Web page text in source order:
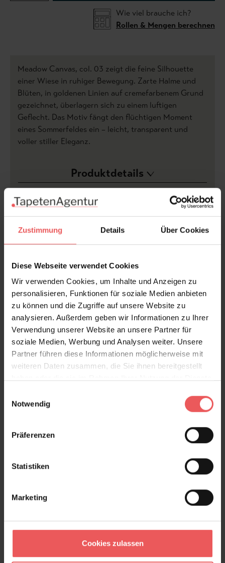
Zustimmung Details Über Cookies
Diese Webseite verwendet Cookies
Wir verwenden Cookies, um Inhalte und Anzeigen zu
personalisieren, Funktionen für soziale Medien anbieten
zu können und die Zugriffe auf unsere Website zu
analysieren. Außerdem geben wir Informationen zu Ihrer
Verwendung unserer Website an unsere Partner für
soziale Medien, Werbung und Analysen weiter. Unsere
Partner führen diese Informationen möglicherweise mit
weiteren Daten zusammen, die Sie ihnen bereitgestellt
Notwendig
Präferenzen
Statistiken
Marketing
Cookies zulassen
Wie viel brauche ich?
Rollen & Mengen berechnen
Meadow Canvas, col. 03 zeigt die feine Silhouette
einer Wiese in ruhiger Bewegung. Zarte Halme und
Blüten, in goldenen Linien auf cremefarbenem Grund
gezeichnet, überlagern sich zu einem luftigen
Geflecht. Das Motiv fängt den flüchtigen Moment
eines Sommerfeldes ein – leicht, transparent und
voller stiller Eleganz.
Produktdetails
Versand & Zahlung
Bewertungen
Sie haben Fragen zum Produkt?
Frage stellen
+49 (0)221 932 81 82
Produktgalerie überspringen
Varianten